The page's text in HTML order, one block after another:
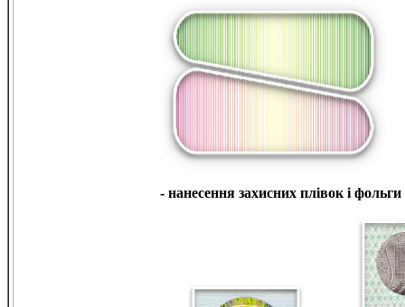
- нанесення захисних плівок і